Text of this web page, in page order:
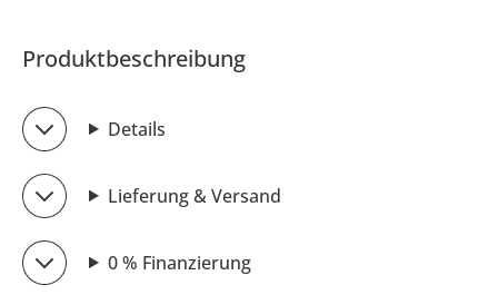
Produktbeschreibung
Details
Lieferung & Versand
0 % Finanzierung